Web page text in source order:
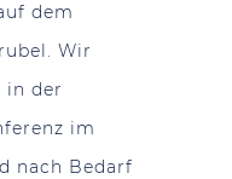
dem
Wir
in der
im
nach Bedarf